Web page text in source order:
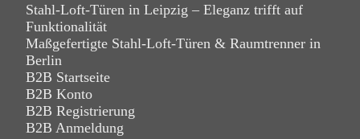
Stahl-Loft-Türen in Leipzig – Eleganz trifft auf
Funktionalität
Maßgefertigte Stahl-Loft-Türen & Raumtrenner in
Berlin
B2B Startseite
B2B Konto
B2B Registrierung
B2B Anmeldung